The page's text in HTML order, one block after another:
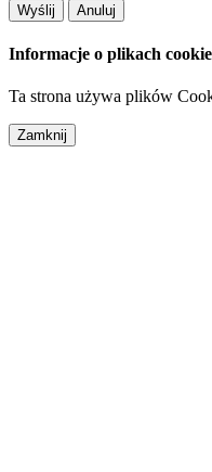
Wyślij Anuluj
Informacje o plikach cookie
Ta strona używa plików